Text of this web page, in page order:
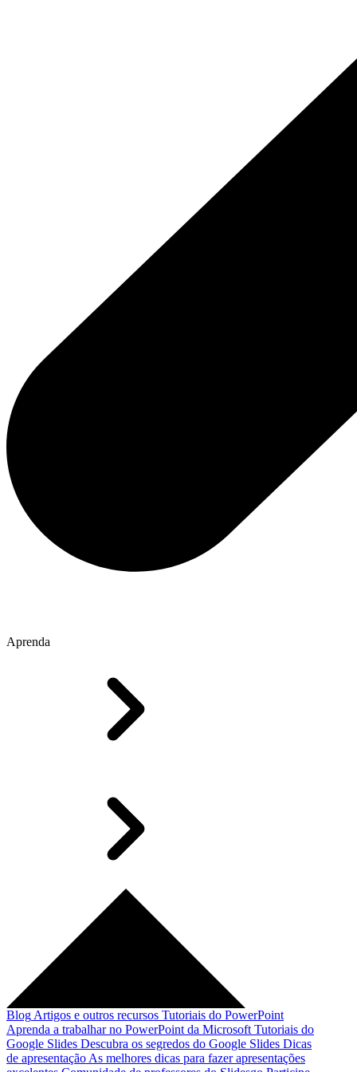
Aprenda
Blog Artigos e outros recursos Tutoriais do PowerPoint
Aprenda a trabalhar no PowerPoint da Microsoft Tutoriais do
Google Slides Descubra os segredos do Google Slides Dicas
de apresentação As melhores dicas para fazer apresentações